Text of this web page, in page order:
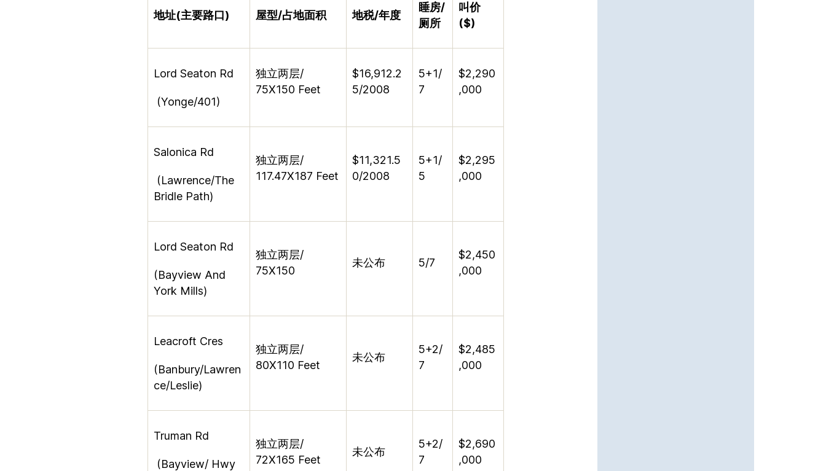
地址(主要路口) 屋型/占地面积 地税/年度
睡房/
厕所
叫价
($)
Lord Seaton Rd
(Yonge/401)
独立两层/
75X150 Feet
$16,912.2
5/2008
5+1/
7
$2,290
,000
Salonica Rd
(Lawrence/The
Bridle Path)
独立两层/
117.47X187 Feet
$11,321.5
0/2008
5+1/
5
$2,295
,000
Lord Seaton Rd
(Bayview And
York Mills)
独立两层/
75X150
未公布 5/7
$2,450
,000
Leacroft Cres
(Banbury/Lawren
ce/Leslie)
独立两层/
80X110 Feet
未公布
5+2/
7
$2,485
,000
Truman Rd
(Bayview/ Hwy
独立两层/
72X165 Feet
未公布
5+2/
7
$2,690
,000